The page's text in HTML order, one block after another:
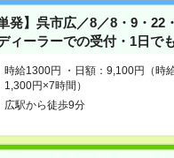
単発】呉市広／8／8・9・22
ィーラーでの受付・1日で
時給1300円 ・日額：9,100円（時
1,300円×7時間）
広駅から徒歩9分
気になる！
あなたの閲覧履歴からの
おすすめ